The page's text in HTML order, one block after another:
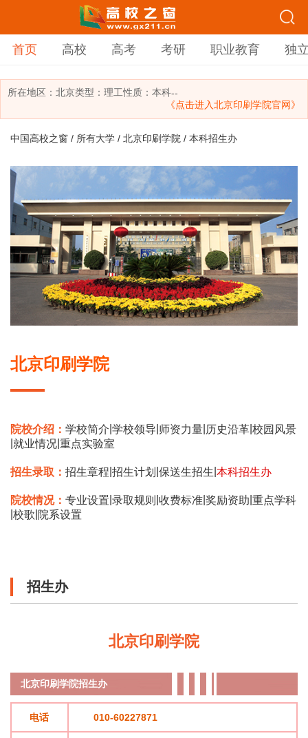
首页 高校 高考 考研 职业教育 独
所在地区： 北京类型： 理工性质：本科--
《点击进入北京印刷学院官网》
中国高校之窗 / 所有大学 / 北京印刷学院 / 本科招生办
北京印刷学院
院校介绍： 学校简介 学校领导 师资力量 历史沿革 校园风景
就业情况 重点实验室
招生录取： 招生章程 招生计划 保送生招生 本科招生办
院校情况： 专业设置 录取规则 收费标准 奖励资助 重点学科
校歌 院系设置
招生办
北京印刷学院
北京印刷学院招生办
电话 010-60227871